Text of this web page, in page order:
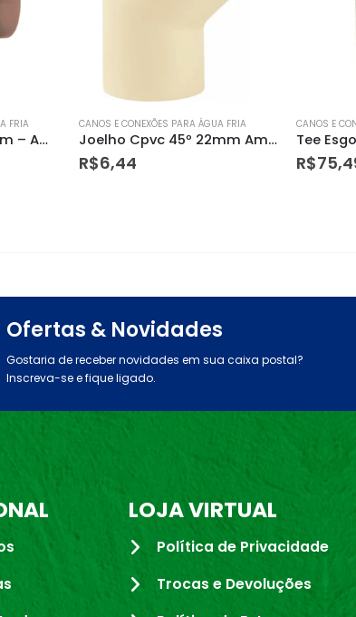
FRIA CANOS E CONEXÕES PARA ÁGUA FRIA
Tee Esgoto 150 X 100mm Amanco
R$75,49
CANOS E
Cap
R$5,18
Ofertas & Novidades
Gostaria de receber novidades em sua caixa postal?
Inscreva-se e fique ligado.
LOJA VIRTUAL
Política de Privacidade
Trocas e Devoluções